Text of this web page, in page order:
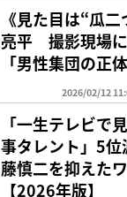
《見た目は“瓜
亮平 撮影現場
「男性集団の正体
2026/02/12
「一生テレビで
事タレント」5
藤慎二を抑えた
【2026年版】